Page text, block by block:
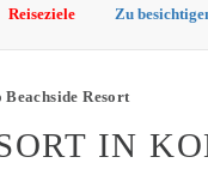
Reiseziele Zu
Beachside Resort
IN